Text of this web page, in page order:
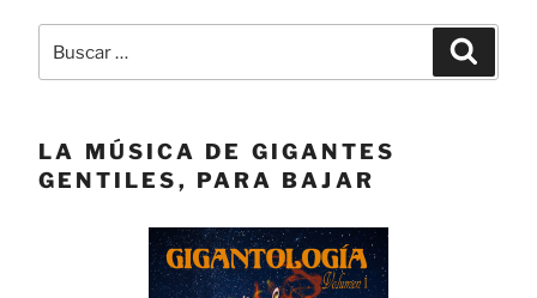
Buscar
LA MÚSICA DE GIGANTES
GENTILES, PARA BAJAR